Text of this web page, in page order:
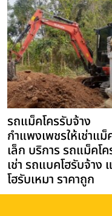
รถแม็คโครรับจ้าง
กำแพงเพชรให้เช่าแม็
เล็ก บริการ รถแม็คโค
เช่า รถแบคโฮรับจ้าง
โฮรับเหมา ราคาถูก